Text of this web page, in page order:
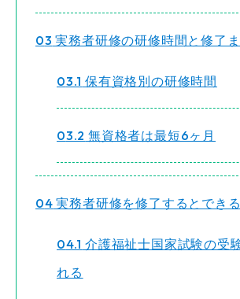
3 実務者研修の研修時間と修了
3.1 保有資格別の研修時間
3.2 無資格者は最短6ヶ月
4 実務者研修を修了するとでき
4.1 介護福祉士国家試験の受
れる